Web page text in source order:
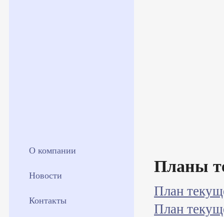
О компании
Новости
Контакты
Планы
План
План